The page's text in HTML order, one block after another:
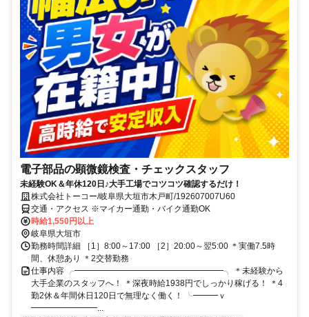
電子部品の顕微鏡検査・チェックスタッフ
未経験OK＆年休120日♪大手工場でコツコツ確認するだけ！
株式会社トーコー/岐阜県大垣市木戸町/192607007U60
交通・アクセス ※マイカー通勤・バイク通勤OK
時給1,550円以上
岐阜県大垣市
勤務時間詳細 ［1］8:00～17:00 ［2］20:00～翌5:00 ＊実働7.5時
間、休憩あり ＊2交替勤務
仕事内容 ╭━━━━━━━━━━━━━━━━━━╮ ＊未経験から
大手企業のスタッフへ！ ＊深夜時給1938円でしっかり稼げる！ ＊4
勤2休＆年間休日120日で無理なく働く！ ╰━━━ｖ
━━━━━━━━...